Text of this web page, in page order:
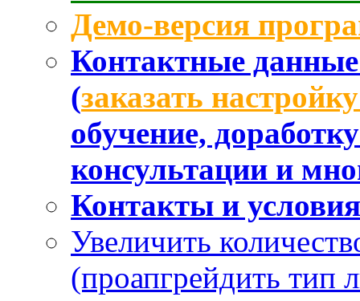
Демо-версия
Контактные данные
(заказать
обучение,
консультации и
Контакты и
Увеличить
(проапгрейдить тип